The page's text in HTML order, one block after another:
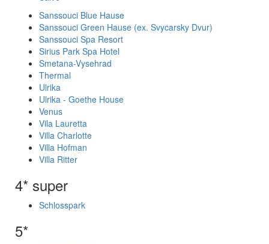
Sanssouci Blue Hause
Sanssouci Green Hause (ex. Svycarsky Dvur)
Sanssouci Spa Resort
Sirius Park Spa Hotel
Smetana-Vysehrad
Thermal
Ulrika
Ulrika - Goethe House
Venus
Vila Lauretta
Villa Charlotte
Villa Hofman
Villa Ritter
4* super
Schlosspark
5*